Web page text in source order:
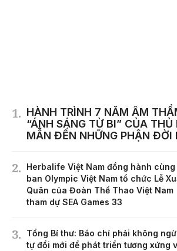
HÀNH TRÌNH 7 NĂM ÂM
“ÁNH SÁNG TỪ BI” CỦA THỦ
MẪN ĐẾN NHỮNG PHẬN ĐỜI
Herbalife Việt Nam đồng hành cùng
ban Olympic Việt Nam tổ chức Lễ
Quân của Đoàn Thể Thao Việt Nam
tham dự SEA Games 33
Tổng Bí thư: Báo chí phải không
tự đổi mới để phát triển tương xứng